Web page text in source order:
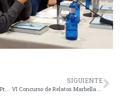
SIGUIENTE